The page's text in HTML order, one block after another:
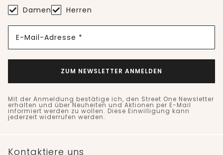
Damen Herren
E-Mail-Adresse *
ZUM NEWSLETTER ANMELDEN
Mit der Anmeldung bestätige ich, den Street One Newsletter
erhalten und über Neuheiten und Aktionen per E-Mail
informiert werden zu wollen. Diese Einwilligung kann
jederzeit widerrufen werden.
Kontaktiere uns